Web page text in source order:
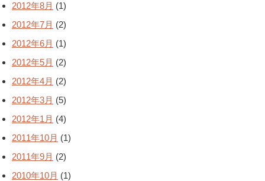
2012年8月 (1)
2012年7月 (2)
2012年6月 (1)
2012年5月 (2)
2012年4月 (2)
2012年3月 (5)
2012年1月 (4)
2011年10月 (1)
2011年9月 (2)
2010年10月 (1)